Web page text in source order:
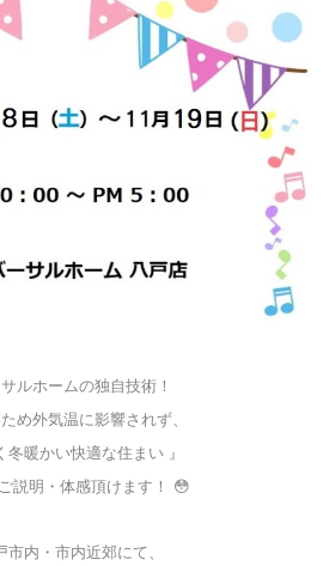
ルホームの独自技術！
め外気温に影響されず、
冬暖かい快適な住まい 』
説明・体感頂けます！ 😳
市内・市内近郊にて、